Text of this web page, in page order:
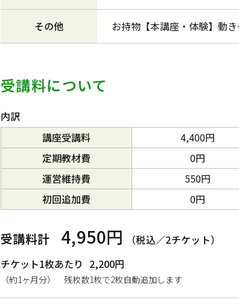
その他 お持物【本講座・体験】動
受講料について
内訳
講座受講料
4,400円
定期教材費
0円
運営維持費
550円
初回追加費
0円
受講料計 4,950円
（税込／2チケット）
チケット1枚あたり 2,200円
（約1ヶ月分） 残枚数1枚で2枚自動追加します